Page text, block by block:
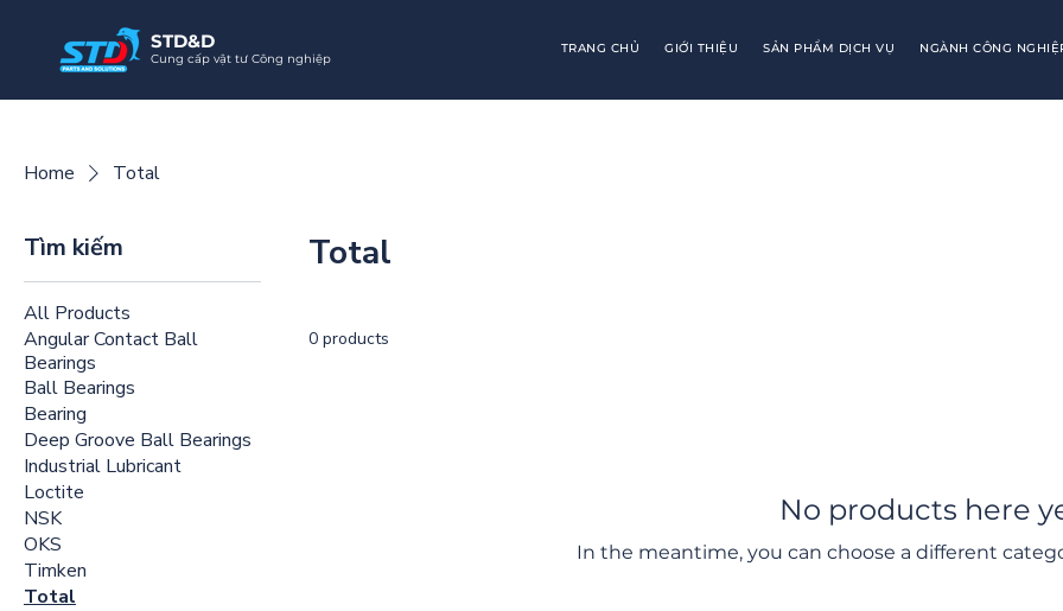
STD&D
Cung cấp vật tư Công nghiệp
TRANG CHỦ GIỚI THIỆU SẢN PHẨM DỊCH VỤ NGÀNH CÔNG
Home Total
Tìm kiếm
All Products
Angular Contact Ball
Bearings
Ball Bearings
Bearing
Deep Groove Ball Bearings
Industrial Lubricant
Loctite
NSK
OKS
Timken
Total
Total
0 products
No products here
In the meantime, you can choose a different